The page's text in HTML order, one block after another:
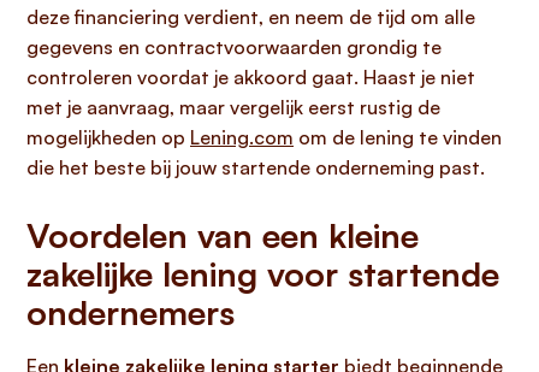
deze financiering verdient, en neem de tijd om alle
gegevens en contractvoorwaarden grondig te
controleren voordat je akkoord gaat. Haast je niet
met je aanvraag, maar vergelijk eerst rustig de
mogelijkheden op Lening.com om de lening te vinden
die het beste bij jouw startende onderneming past.
Voordelen van een kleine
zakelijke lening voor startende
ondernemers
Een kleine zakelijke lening starter biedt beginnende